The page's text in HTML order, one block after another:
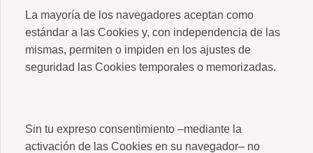
La mayoría de los navegadores aceptan como
estándar a las Cookies y, con independencia de las
mismas, permiten o impiden en los ajustes de
seguridad las Cookies temporales o memorizadas.
Sin tu expreso consentimiento –mediante la
activación de las Cookies en su navegador– no